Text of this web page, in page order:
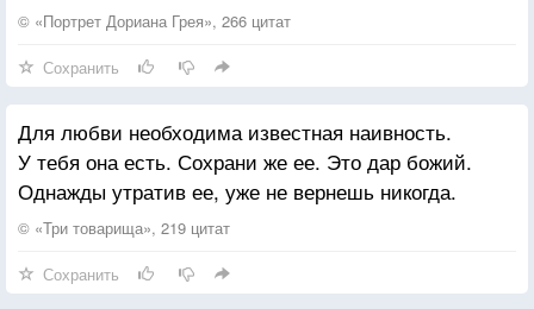
© «Портрет Дориана Грея», 266 цитат
Сохранить
Для любви необходима известная наивность.
У тебя она есть. Сохрани же ее. Это дар божий.
Однажды утратив ее, уже не вернешь никогда.
© «Три товарища», 219 цитат
Сохранить